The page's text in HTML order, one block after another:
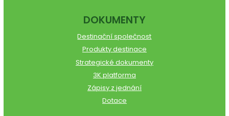
DOKUMENTY
Destinační společnost
Produkty destinace
Strategické dokumenty
3K platforma
Zápisy z jednání
Dotace